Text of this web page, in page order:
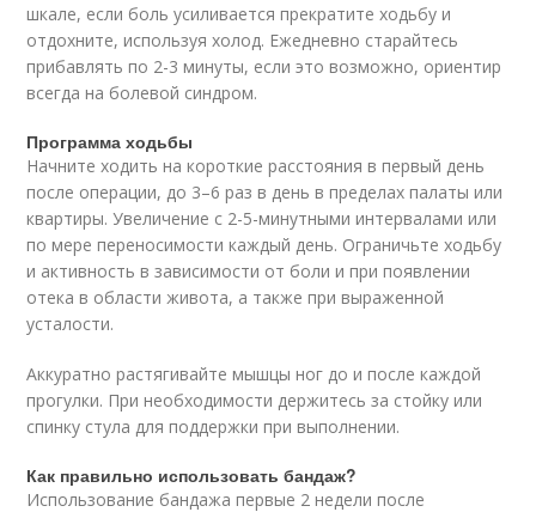
шкале, если боль усиливается прекратите ходьбу и
отдохните, используя холод. Ежедневно старайтесь
прибавлять по 2-3 минуты, если это возможно, ориентир
всегда на болевой синдром.
Программа ходьбы
Начните ходить на короткие расстояния в первый день
после операции, до 3–6 раз в день в пределах палаты или
квартиры. Увеличение с 2-5-минутными интервалами или
по мере переносимости каждый день. Ограничьте ходьбу
и активность в зависимости от боли и при появлении
отека в области живота, а также при выраженной
усталости.
Аккуратно растягивайте мышцы ног до и после каждой
прогулки. При необходимости держитесь за стойку или
спинку стула для поддержки при выполнении.
Как правильно использовать бандаж?
Использование бандажа первые 2 недели после